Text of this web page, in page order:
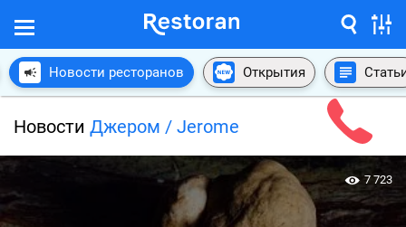
Новости ресторанов Открытия
Новости Джером / Jerome
7 723